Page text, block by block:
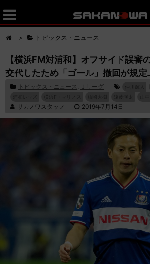
> トピックス・ニュース
【横浜FM対浦和】オフサイド誤審
交代したため「ゴール」撤回が規定
トピックス・ニュース , Ｊリーグ
サカノワスタッフ 2019年7月14日